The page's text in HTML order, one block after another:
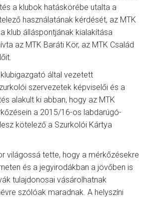
a klubok hatáskörébe utalta a
használatának kérdését, az MTK
klub álláspontjának kialakítása
az MTK Baráti Kör, az MTK Család
által vezetett
szervezetek képviselői és a
alakult ki abban, hogy az MTK
a 2015/16-os labdarúgó-
kötelező a Szurkolói Kártya
világossá tette, hogy a mérkőzésekre
és a jegyirodákban a jövőben is
tulajdonosai vásárolhatnak
szólóak maradnak. A helyszíni